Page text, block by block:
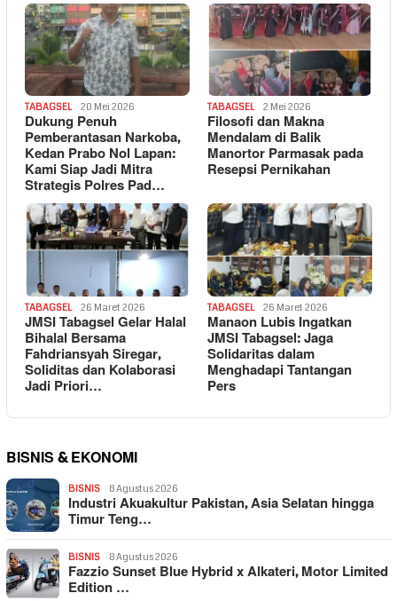
TABAGSEL 20 Mei 2026
Dukung Penuh
Pemberantasan Narkoba,
Kedan Prabo Nol Lapan:
Kami Siap Jadi Mitra
Strategis Polres Pad…
TABAGSEL 2 Mei 2026
Filosofi dan Makna
Mendalam di Balik
Manortor Parmasak pada
Resepsi Pernikahan
TABAGSEL 26 Maret 2026
JMSI Tabagsel Gelar Halal
Bihalal Bersama
Fahdriansyah Siregar,
Soliditas dan Kolaborasi
Jadi Priori…
TABAGSEL 26 Maret 2026
Manaon Lubis Ingatkan
JMSI Tabagsel: Jaga
Solidaritas dalam
Menghadapi Tantangan
Pers
BISNIS & EKONOMI
BISNIS 8 Agustus 2026
Industri Akuakultur Pakistan, Asia Selatan hingga
Timur Teng…
BISNIS 8 Agustus 2026
Fazzio Sunset Blue Hybrid x Alkateri, Motor Limited
Edition …